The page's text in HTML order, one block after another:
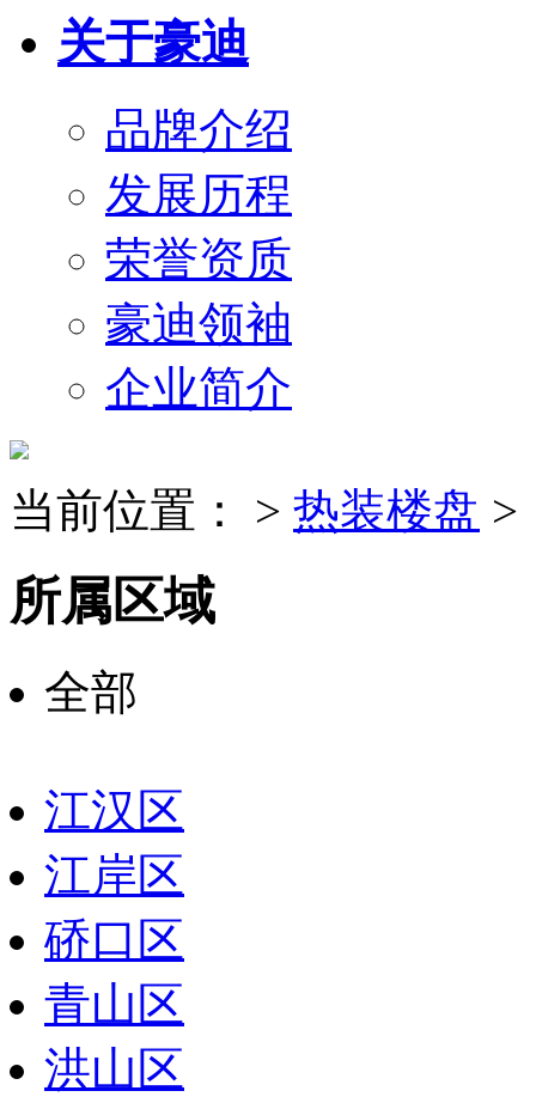
关于豪迪
品牌介绍
发展历程
荣誉资质
豪迪领袖
企业简介
当前位置： > 热装楼盘 >
所属区域
全部
江汉区
江岸区
硚口区
青山区
洪山区